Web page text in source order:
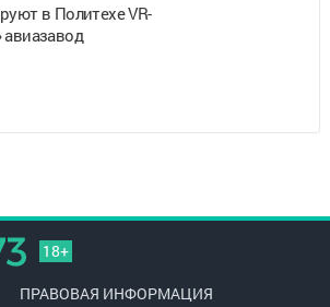
в Политехе VR-
18+
ПРАВОВАЯ ИНФОРМАЦИЯ